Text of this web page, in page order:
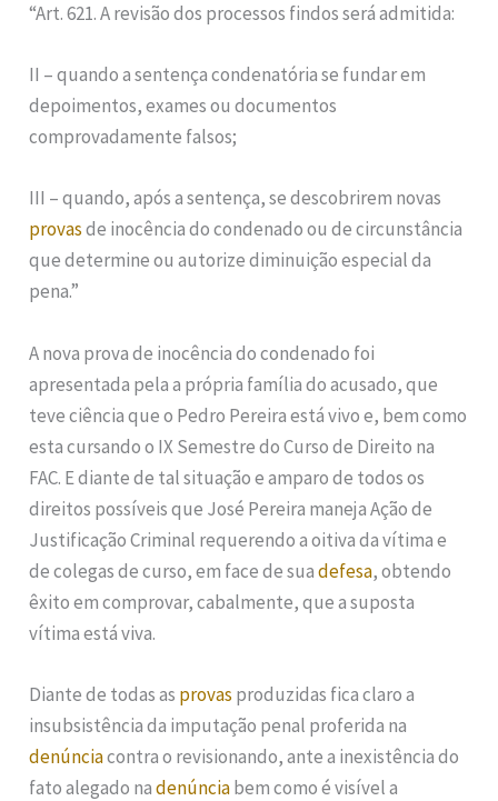
“Art. 621. A revisão dos processos findos será admitida:
II – quando a sentença condenatória se fundar em
depoimentos, exames ou documentos
comprovadamente falsos;
III – quando, após a sentença, se descobrirem novas
provasde inocência do condenado ou de circunstância
que determine ou autorize diminuição especial da
pena.”
A nova prova de inocência do condenado foi
apresentada pela a própria família do acusado, que
teve ciência que o Pedro Pereira está vivo e, bem como
esta cursando o IX Semestre do Curso de Direito na
FAC. E diante de tal situação e amparo de todos os
direitos possíveis que José Pereira maneja Ação de
Justificação Criminal requerendo a oitiva da vítima e
de colegas de curso, em face de suadefesa, obtendo
êxito em comprovar, cabalmente, que a suposta
vítima está viva.
Diante de todas as provas produzidas fica claro a
insubsistência da imputação penal proferida na
denúnciacontra o revisionando, ante a inexistência do
fato alegado nadenúnciabem como é visível a